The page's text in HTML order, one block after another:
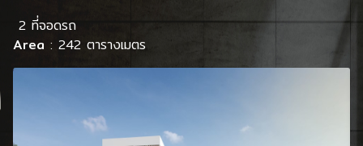
2 ที่จอดรถ
Area : 242 ตารางเมตร